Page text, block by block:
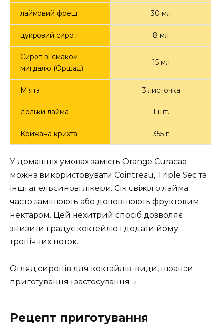
лаймовий фреш 30 мл
цукровий сироп 8 мл
Сироп зі смаком
мигдалю (Оршад)
15 мл
М'ята 3 листочка
дольки лайма 1 шт.
Крижана крихта 355 г
У домашніх умовах замість Orange Curacao
можна використовувати Cointreau, Triple Sec та
інші апельсинові лікери. Сік свіжого лайма
часто замінюють або доповнюють фруктовим
нектаром. Цей нехитрий спосіб дозволяє
знизити градус коктейлю і додати йому
тропічних ноток.
Огляд сиропів для коктейлів-види, нюанси
приготування і застосування →
Рецепт приготування